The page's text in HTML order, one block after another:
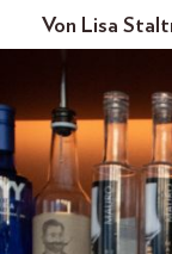
Von Lisa